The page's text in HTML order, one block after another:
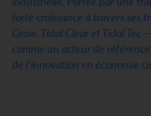
forte croissance à travers ses
Grow, Tidal Clear et Tidal Tec
comme un acteur de
de l’innovation en économie